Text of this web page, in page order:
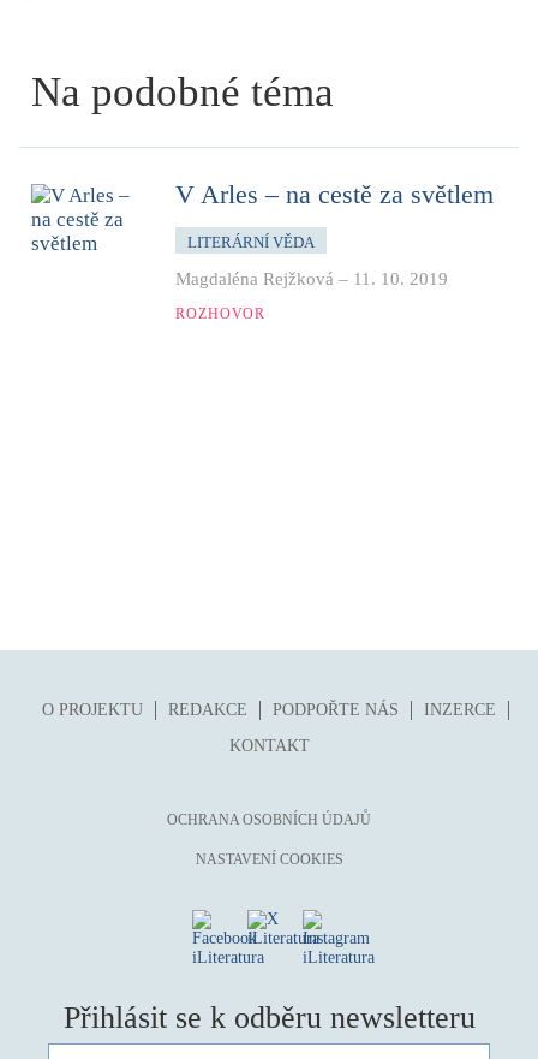
Na podobné téma
V Arles – na cestě za světlem
LITERÁRNÍ VĚDA
Magdaléna Rejžková – 11. 10. 2019
ROZHOVOR
O PROJEKTU REDAKCE PODPOŘTE NÁS
INZERCE
KONTAKT
OCHRANA OSOBNÍCH ÚDAJŮ
NASTAVENÍ COOKIES
Přihlásit se k odběru newsletteru